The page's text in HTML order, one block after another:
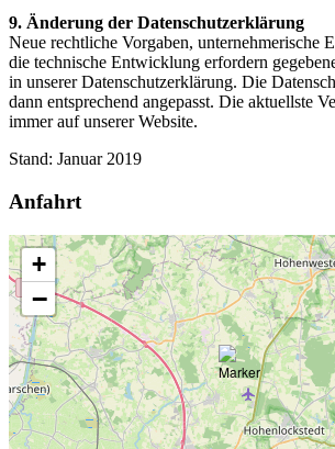
9. Änderung der Datenschutzerklärung
Neue rechtliche Vorgaben, unternehmerische
die technische Entwicklung erfordern
in unserer Datenschutzerklärung. Die
dann entsprechend angepasst. Die aktuellste
immer auf unserer Website.
Stand: Januar 2019
Anfahrt
+
−